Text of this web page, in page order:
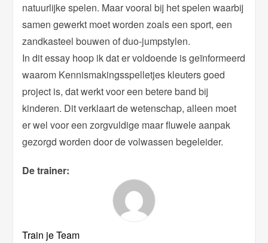
natuurlijke spelen. Maar vooral bij het spelen waarbij
samen gewerkt moet worden zoals een sport, een
zandkasteel bouwen of duo-jumpstylen.
In dit essay hoop ik dat er voldoende is geïnformeerd
waarom Kennismakingsspelletjes kleuters goed
project is, dat werkt voor een betere band bij
kinderen. Dit verklaart de wetenschap, alleen moet
er wel voor een zorgvuldige maar fluwele aanpak
gezorgd worden door de volwassen begeleider.
De trainer:
Train je Team